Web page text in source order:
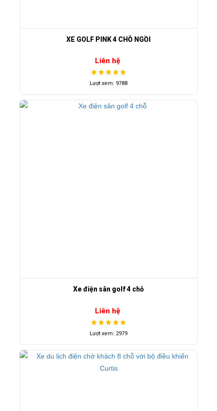
XE GOLF PINK 4 CHỖ NGỒI
Liên hệ
Lượt xem: 9788
Xe điện sân golf 4 chỗ
Liên hệ
Lượt xem: 2979